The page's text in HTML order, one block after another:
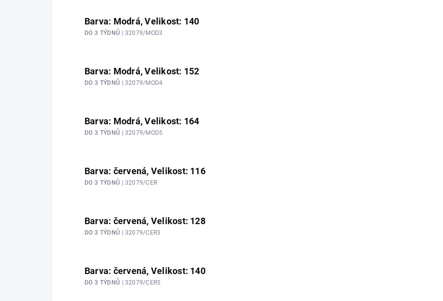
Barva: Modrá, Velikost: 140
DO 3 TÝDNŮ | 32079/MOD3
Barva: Modrá, Velikost: 152
DO 3 TÝDNŮ | 32079/MOD4
Barva: Modrá, Velikost: 164
DO 3 TÝDNŮ | 32079/MOD5
Barva: červená, Velikost: 116
DO 3 TÝDNŮ | 32079/CER
Barva: červená, Velikost: 128
DO 3 TÝDNŮ | 32079/CER3
Barva: červená, Velikost: 140
DO 3 TÝDNŮ | 32079/CER5